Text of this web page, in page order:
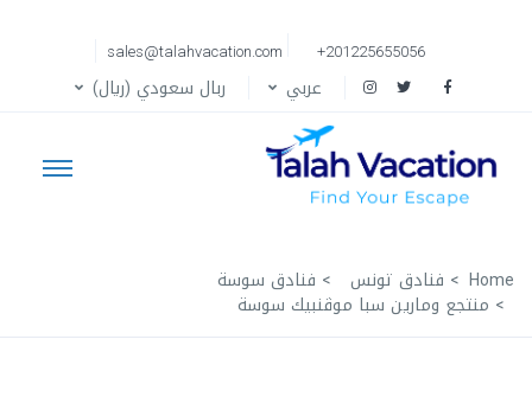
+201225655056
sales@talahvacation.com
عربي ربال سعودي (ريال)
Home فنادق تونس فنادق سوسة
منتجع ومارين سبا موڤنبيك سوسة